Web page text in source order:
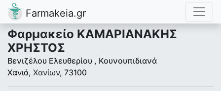
Farmakeia.gr
Φαρμακείο ΚΑΜΑΡΙΑΝΑΚΗΣ
ΧΡΗΣΤΟΣ
Βενιζέλου Ελευθερίου , Κουνουπιδιανά
Χανιά, Χανίων, 73100